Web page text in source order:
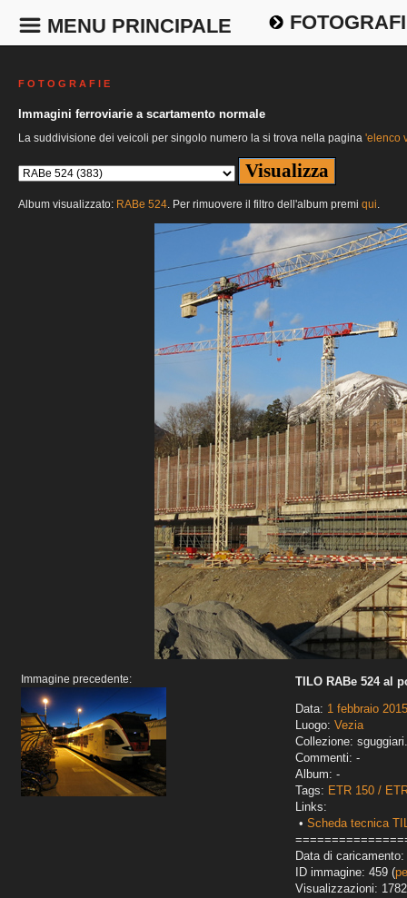
MENU PRINCIPALE
F O T O G R A F I E
Immagini ferroviarie a scartamento normale
La suddivisione dei veicoli per singolo numero la si trova nella pagina 'elenco
Album visualizzato: RABe 524. Per rimuovere il filtro dell'album premi qui.
Immagine precedente:
TILO RABe 524 al
Data: 1 febbraio 2015
Luogo: Vezia
Collezione:
Commenti: -
Album: -
Tags: ETR 150 /
Links:
• Scheda tecnica
Data di caricamento:
ID immagine: 459 (
Visualizzazioni: 1782